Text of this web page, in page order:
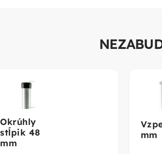
Okrúhly
stĺpik 48
mm
mm